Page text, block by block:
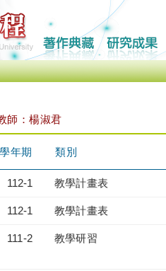
師：楊淑君
學年期 類別
112-1 教學計畫表
112-1 教學計畫表
111-2 教學研習